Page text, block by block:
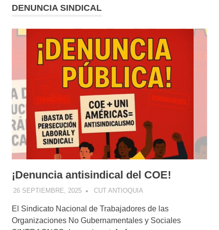
DENUNCIA SINDICAL
¡Denuncia antisindical del COE!
26 SEPTIEMBRE, 2025 CUT ANTIOQUIA
El Sindicato Nacional de Trabajadores de las
Organizaciones No Gubernamentales y Sociales